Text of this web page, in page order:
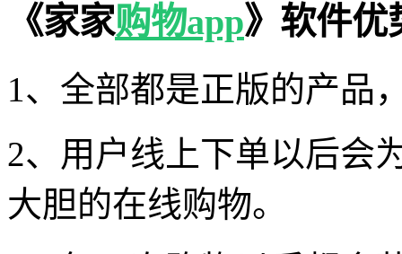
《家家购物app》软件优
1、全部都是正版的产品
2、用户线上下单以后会
大胆的在线购物。